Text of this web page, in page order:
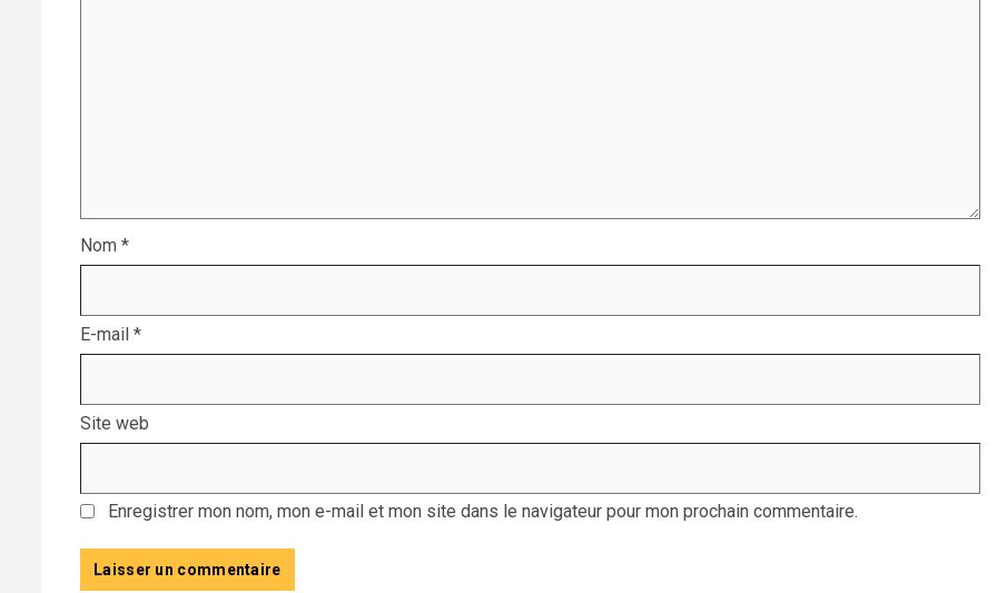
Nom *
E-mail *
Site web
Enregistrer mon nom, mon e-mail et mon site dans le navigateur pour mon prochain commentaire.